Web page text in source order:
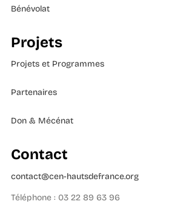
Bénévolat
Projets
Projets et Programmes
Partenaires
Don & Mécénat
Contact
contact@cen-hautsdefrance.org
Téléphone : 03 22 89 63 96